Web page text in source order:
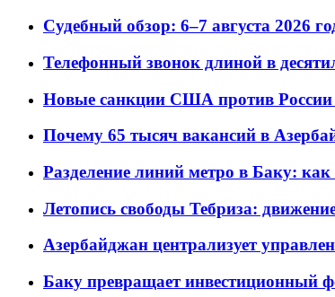
Судебный обзор: 6–7 августа 2026
Телефонный звонок длиной в
Новые санкции США против России
Почему 65 тысяч вакансий в
Разделение линий метро в Баку:
Летопись свободы Тебриза:
Азербайджан централизует
Баку превращает инвестиционный